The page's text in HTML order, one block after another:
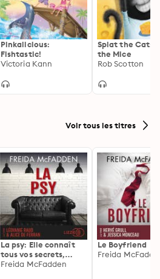
Pinkalicious:
Fishtastic!
Victoria Kann
Splat the Cat:
the Mice
Rob Scotton
Voir tous les titres
La psy: Elle connaît
tous vos secrets,
découvrez les siens ...
Freida McFadden
Le Boyfriend
Freida